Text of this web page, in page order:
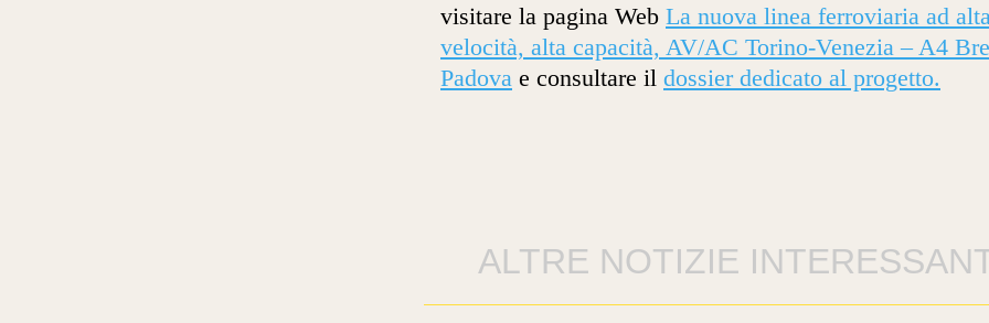
visitare la pagina Web La nuova linea ferroviaria ad
velocità, alta capacità, AV/AC Torino-Venezia – A4
Padova e consultare il dossier dedicato al progetto.
ALTRE NOTIZIE